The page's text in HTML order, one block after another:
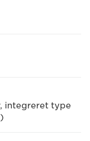
integreret type